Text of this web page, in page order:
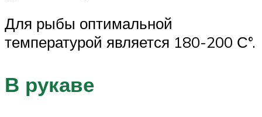
Для рыбы оптимальной
температурой является 180-200 С°.
В рукаве